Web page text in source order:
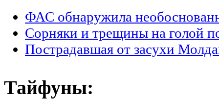
ФАС обнаружила
Сорняки и трещины на голой
Пострадавшая от засухи
Тайфуны: